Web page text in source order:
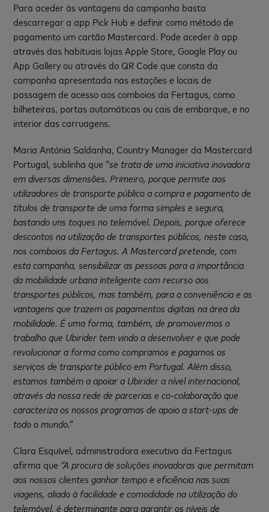
Para aceder às vantagens da campanha basta
descarregar a app Pick Hub e definir como método de
pagamento um cartão Mastercard. Pode aceder à app
através das habituais lojas Apple Store, Google Play ou
App Gallery ou através do QR Code que consta da
campanha apresentada nas estações e locais de
passagem de acesso aos comboios da Fertagus, como
bilheteiras, portas automáticas ou cais de embarque, e no
interior das carruagens.
Maria Antónia Saldanha, Country Manager da Mastercard
Portugal, sublinha que “se trata de uma iniciativa inovadora
em diversas dimensões. Primeiro, porque permite aos
utilizadores de transporte público a compra e pagamento de
títulos de transporte de uma forma simples e segura,
bastando uns toques no telemóvel. Depois, porque oferece
descontos na utilização de transportes públicos, neste caso,
nos comboios da Fertagus. A Mastercard pretende, com
esta campanha, sensibilizar as pessoas para a importância
da mobilidade urbana inteligente com recurso aos
transportes públicos, mas também, para a conveniência e as
vantagens que trazem os pagamentos digitais na área da
mobilidade. É uma forma, também, de promovermos o
trabalho que Ubirider tem vindo a desenvolver e que pode
revolucionar a forma como compramos e pagamos os
serviços de transporte público em Portugal. Além disso,
estamos também a apoiar a Ubirider a nível internacional,
através da nossa rede de parcerias e co-colaboração que
caracteriza os nossos programas de apoio a start-ups de
todo o mundo.”
Clara Esquível, administradora executiva da Fertagus
afirma que “A procura de soluções inovadoras que permitam
aos nossos clientes ganhar tempo e eficiência nas suas
viagens, aliado à facilidade e comodidade na utilização do
telemóvel, é determinante para garantir os níveis de